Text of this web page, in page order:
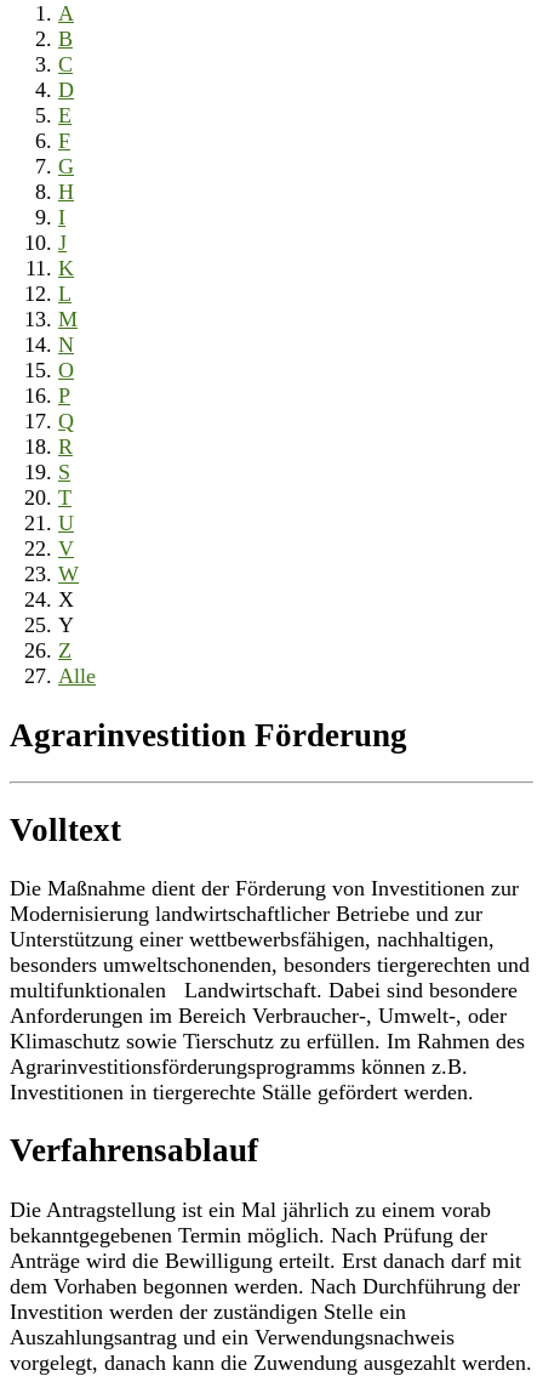
A
B
C
D
E
F
G
H
I
J
K
L
M
N
O
P
Q
R
S
T
U
V
W
X
Y
Z
Alle
Agrarinvestition Förderung
Volltext
Die Maßnahme dient der Förderung von Investitionen zur
Modernisierung landwirtschaftlicher Betriebe und zur
Unterstützung einer wettbewerbsfähigen, nachhaltigen,
besonders umweltschonenden, besonders tiergerechten und
multifunktionalen Landwirtschaft. Dabei sind besondere
Anforderungen im Bereich Verbraucher-, Umwelt-, oder
Klimaschutz sowie Tierschutz zu erfüllen. Im Rahmen des
Agrarinvestitionsförderungsprogramms können z.B.
Investitionen in tiergerechte Ställe gefördert werden.
Verfahrensablauf
Die Antragstellung ist ein Mal jährlich zu einem vorab
bekanntgegebenen Termin möglich. Nach Prüfung der
Anträge wird die Bewilligung erteilt. Erst danach darf mit
dem Vorhaben begonnen werden. Nach Durchführung der
Investition werden der zuständigen Stelle ein
Auszahlungsantrag und ein Verwendungsnachweis
vorgelegt, danach kann die Zuwendung ausgezahlt werden.